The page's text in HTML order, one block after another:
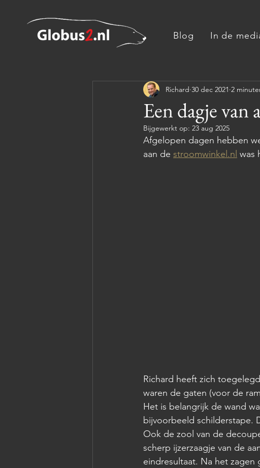
Blog In de
Een dagje van
Richard 30 dec 2021 2
Bijgewerkt op: 23 aug 2025
Afgelopen dagen hebben
aan de stroomwinkel.nl was
Richard heeft zich
waren de gaten (voor de
Het is belangrijk de wand
bijvoorbeeld schilderstape.
Ook de zool van de
scherp ijzerzaagje van de
eindresultaat. Na het zagen